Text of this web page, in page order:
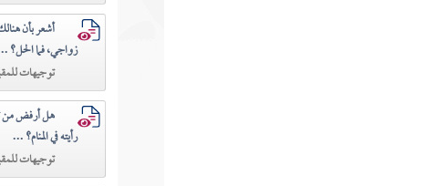
أشعر بأن
زواجي، فما الحل؟
توجيهات
هل أرفض من
رأيته في المنام؟ ...
توجيهات